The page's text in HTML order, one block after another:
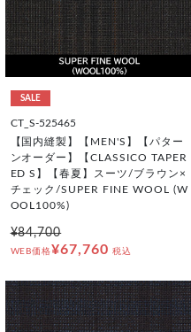
SALE
CT_S-525465
【国内縫製】【MEN'S】【パター
ンオーダー】【CLASSICO TAPER
ED S】【春夏】スーツ/ブラウン×
チェック/SUPER FINE WOOL (W
OOL100%)
¥84,700
WEB価格¥67,760 税込